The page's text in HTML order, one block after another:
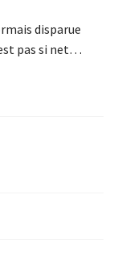
disparue
pas si net…